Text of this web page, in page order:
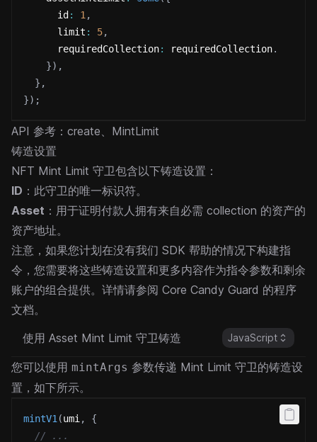
      id
: 1 ,
      limit
: 5,
      requiredCollection
: requiredCollection.
}) ,
} ,
}) ;
API 参考： create、 MintLimit
铸造设置
NFT Mint Limit 守卫包含以下铸造设置：
ID ：此守卫的唯一标识符。
Asset ：用于证明付款人拥有来自必需 collection 的资产的
资产地址。
注意，如果您计划在没有我们 SDK 帮助的情况下构建指
令，您需要将这些铸造设置和更多内容作为指令参数和剩余
账户的组合提供。详情请参阅 Core Candy Guard 的程序
文档。
使用 Asset Mint Limit 守卫铸造
JavaScript
您可以使用 mintArgs 参数传递 Mint Limit 守卫的铸造设
置，如下所示。
mintV1 (umi ,
{
// ...